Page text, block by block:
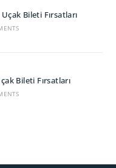
Bileti Fırsatları
Bileti Fırsatları